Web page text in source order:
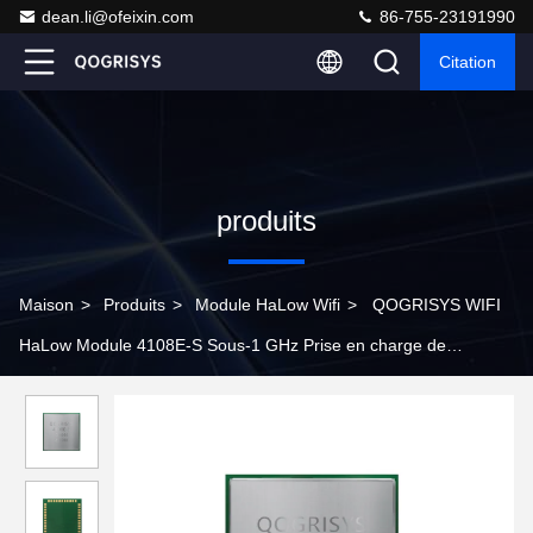
dean.li@ofeixin.com 86-755-23191990
Citation
produits
Maison > Produits > Module HaLow Wifi > QOGRISYS WIFI
HaLow Module 4108E-S Sous-1 GHz Prise en charge de